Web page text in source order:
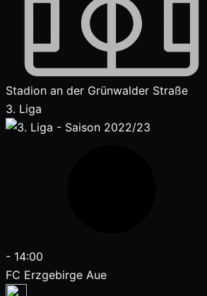
Stadion an der Grünwalder Straße
3. Liga
- 14:00
FC Erzgebirge Aue